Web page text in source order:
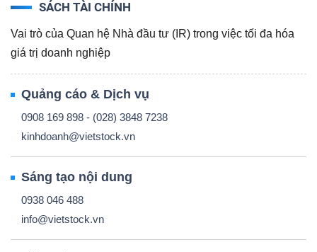
SÁCH TÀI CHÍNH
Vai trò của Quan hệ Nhà đầu tư (IR) trong việc tối đa hóa
giá trị doanh nghiệp
Quảng cáo & Dịch vụ
0908 169 898 - (028) 3848 7238
kinhdoanh@vietstock.vn
Sáng tạo nội dung
0938 046 488
info@vietstock.vn